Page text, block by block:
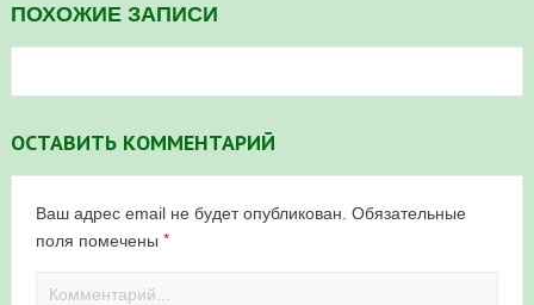
ПОХОЖИЕ ЗАПИСИ
ОСТАВИТЬ КОММЕНТАРИЙ
Ваш адрес email не будет опубликован. Обязательные
поля помечены *